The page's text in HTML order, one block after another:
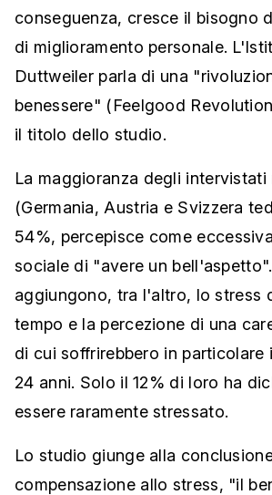
conseguenza, cresce il bisogno
di miglioramento personale.
Duttweiler parla di una
benessere" (Feelgood
il titolo dello studio.
La maggioranza degli intervistati
(Germania, Austria e Svizzera
54%, percepisce come
sociale di "avere un
aggiungono, tra l'altro, lo stress
tempo e la percezione di una
di cui soffrirebbero in particolare
24 anni. Solo il 12% di loro ha
essere raramente stressato.
Lo studio giunge alla
compensazione allo stress, "il